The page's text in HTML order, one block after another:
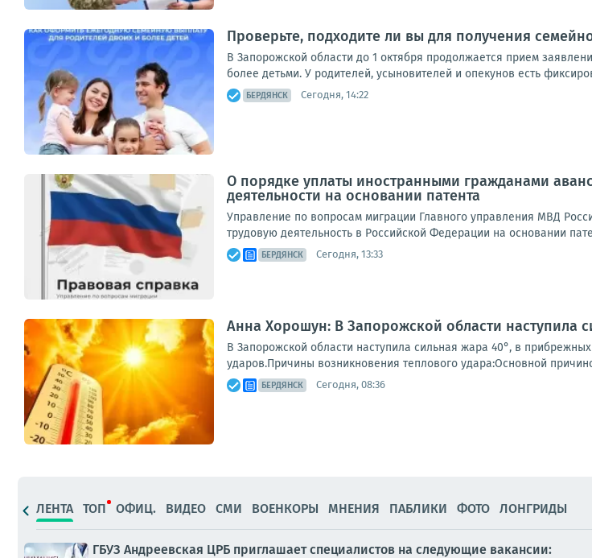
Проверьте, подходите ли вы для получения
В Запорожской области до 1 октября продолжается прием
более детьми. У родителей, усыновителей и опекунов есть
БЕРДЯНСК Сегодня, 14:22
О порядке уплаты иностранными гражданами
деятельности на основании патента
Управление по вопросам миграции Главного управления МВД
трудовую деятельность в Российской Федерации на основании
БЕРДЯНСК Сегодня, 13:33
Анна Хорошун: В Запорожской области наступила
В Запорожской области наступила сильная жара 40°, в
ударов.Причины возникновения теплового удара:Основной
БЕРДЯНСК Сегодня, 08:36
ЛЕНТА ТОП ОФИЦ. ВИДЕО СМИ ВОЕНКОРЫ МНЕНИЯ ПАБЛИКИ ФОТО ЛОНГРИДЫ
ГБУЗ Андреевская ЦРБ приглашает специалистов на следующие вакансии: